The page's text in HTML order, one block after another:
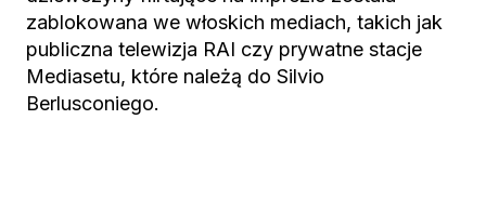
zablokowana we włoskich mediach, takich jak
publiczna telewizja RAI czy prywatne stacje
Mediasetu, które należą do Silvio
Berlusconiego.